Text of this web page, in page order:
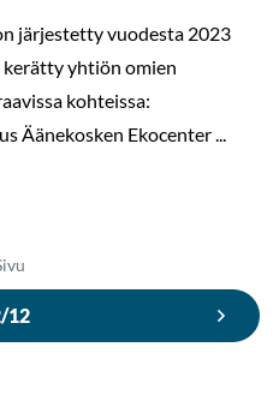
järjestetty vuodesta 2023
yhtiön omien
kohteissa:
Äänekosken Ekocenter ...
12